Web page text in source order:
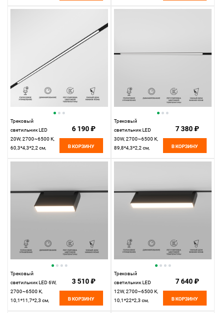
Трековый
светильник LED
20W, 2700~6500 К,
60,3*4,3*2,2 см,
6 190 ₽
В КОРЗИНУ
Трековый
светильник LED
30W, 2700~6500 К,
89,8*4,3*2,2 см,
7 380 ₽
В КОРЗИНУ
Трековый
светильник LED 6W,
2700~6500 К,
10,1*11,7*2,3 см,
3 510 ₽
В КОРЗИНУ
Трековый
светильник LED
12W, 2700~6500 К,
10,1*22*2,3 см,
7 640 ₽
В КОРЗИНУ